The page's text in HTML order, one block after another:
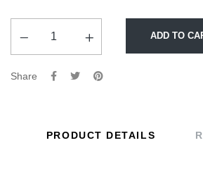
ADD TO
Share
PRODUCT DETAILS